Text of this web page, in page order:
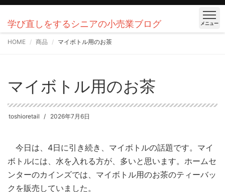
学び直しをするシニアの小売業ブログ メニュー
HOME 商品 マイボトル用のお茶
マイボトル用のお茶
toshioretail 2026年7月6日
今日は、4日に引き続き、マイボトルの話題です。マイ
ボトルには、水を入れる方が、多いと思います。ホームセ
ンターのカインズでは、マイボトル用のお茶のティーバッ
クを販売していました。